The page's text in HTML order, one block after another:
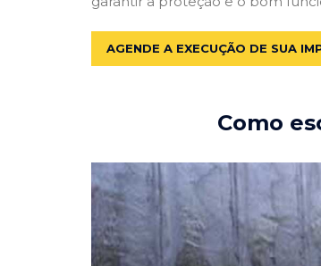
AGENDE A EXECUÇÃO DE SUA
Como